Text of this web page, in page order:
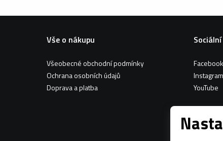
Vše o nákupu
Všeobecné obchodní podmínky
Ochrana osobních údajů
Doprava a platba
Facebook
Instagram
YouTube